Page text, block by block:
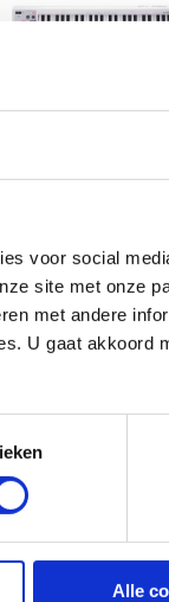
voor social
site met onze
met andere
U gaat akkoord
Alle
Controller